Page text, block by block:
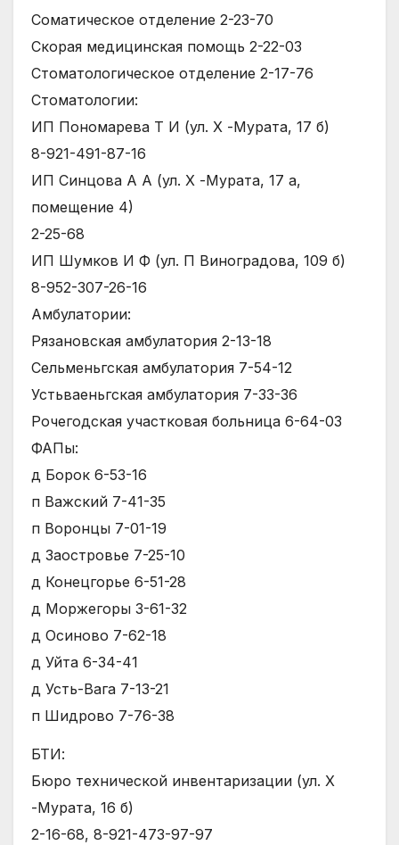
Соматическое отделение 2-23-70
Скорая медицинская помощь 2-22-03
Стоматологическое отделение 2-17-76
Стоматологии:
ИП Пономарева Т И (ул. Х -Мурата, 17 б)
8-921-491-87-16
ИП Синцова А А (ул. Х -Мурата, 17 а,
помещение 4)
2-25-68
ИП Шумков И Ф (ул. П Виноградова, 109 б)
8-952-307-26-16
Амбулатории:
Рязановская амбулатория 2-13-18
Сельменьгская амбулатория 7-54-12
Устьваеньгская амбулатория 7-33-36
Рочегодская участковая больница 6-64-03
ФАПы:
д Борок 6-53-16
п Важский 7-41-35
п Воронцы 7-01-19
д Заостровье 7-25-10
д Конецгорье 6-51-28
д Моржегоры 3-61-32
д Осиново 7-62-18
д Уйта 6-34-41
д Усть-Вага 7-13-21
п Шидрово 7-76-38
БТИ:
Бюро технической инвентаризации (ул. Х
-Мурата, 16 б)
2-16-68, 8-921-473-97-97